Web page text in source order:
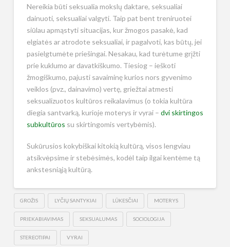
Nereikia būti seksualia mokslų daktare, seksualiai
dainuoti, seksualiai valgyti. Taip pat bent treniruotei
siūlau apmąstyti situacijas, kur žmogos pasakė, kad
elgiatės ar atrodote seksualiai, ir pagalvoti, kas būtų, jei
pasielgtumėte priešingai. Nesakau, kad turėtume grįžti
prie kuklumo ar davatkiškumo. Tiesiog – ieškoti
žmogiškumo, pajusti savaiminę kurios nors gyvenimo
veiklos (pvz., dainavimo) vertę, griežtai atmesti
seksualizuotos kultūros reikalavimus (o tokia kultūra
diegia santvarką, kurioje moterys ir vyrai – dvi skirtingos
subkultūros su skirtingomis vertybėmis).
Sukūrusios kokybiškai kitokią kultūrą, visos lengviau
atsikvėpsime ir stebėsimės, kodėl taip ilgai kentėme tą
ankstesniąją kultūrą.
GROŽIS LYČIŲ SANTYKIAI LŪKESČIAI MOTERYS
PRIEKABIAVIMAS SEKSUALUMAS SOCIOLOGIJA
STEREOTIPAI VYRAI